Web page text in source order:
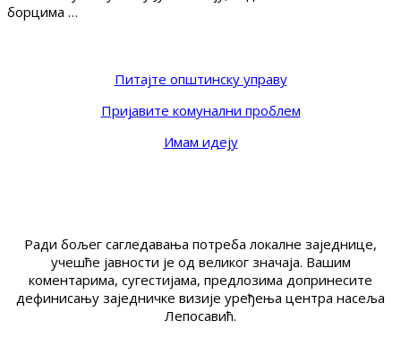
борцима …
Питајте општинску управу
Пријавите комунални проблем
Имам идеју
Ради бољег сагледавања потреба локалне заједнице,
учешће јавности је од великог значаја. Вашим
коментарима, сугестијама, предлозима допринесите
дефинисању заједничке визије уређења центра насеља
Лепосавић.